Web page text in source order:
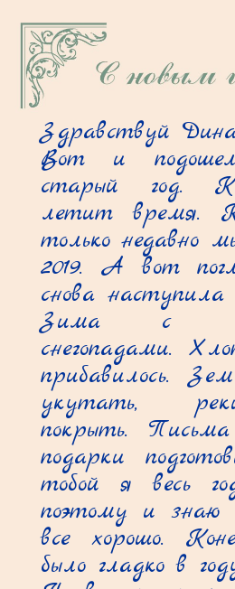
Здравствуй
Вот и
старый год.
летит время.
только недавно
2019. А вот
снова
Зима с
снегопадами.
прибавилось.
укутать,
покрыть.
подарки
тобой я весь
поэтому и
все хорошо.
было гладко в